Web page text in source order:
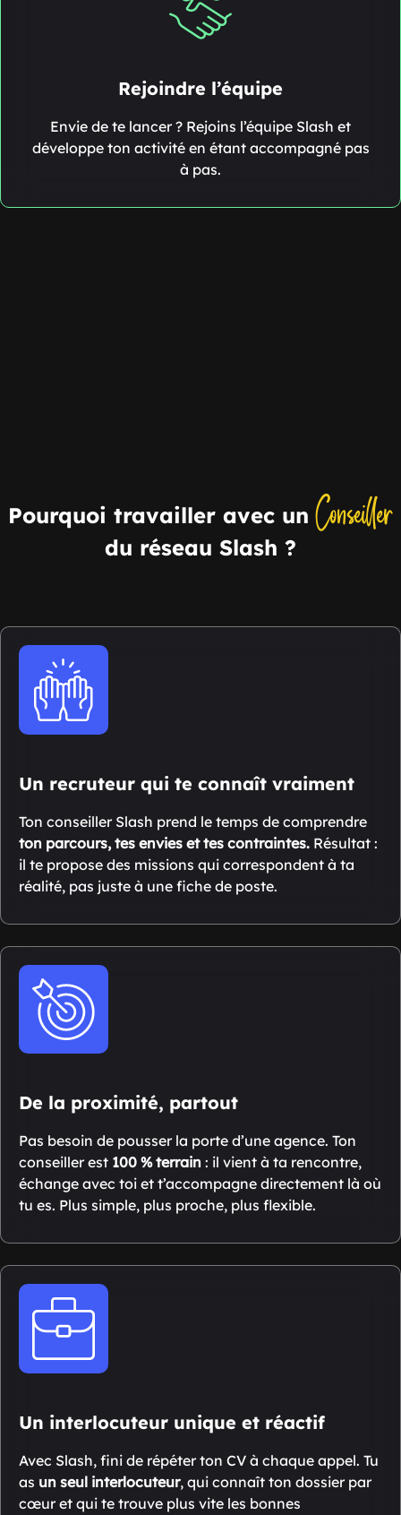
Rejoindre l’équipe
Envie de te lancer ? Rejoins l’équipe Slash et
développe ton activité en étant accompagné pas
à pas.
Pourquoi travailler avec unConseiller
du réseau Slash ?
Un recruteur qui te connaît vraiment
Ton conseiller Slash prend le temps de comprendre
ton parcours, tes envies et tes contraintes. Résultat :
il te propose des missions qui correspondent à ta
réalité, pas juste à une fiche de poste.
De la proximité, partout
Pas besoin de pousser la porte d’une agence. Ton
conseiller est 100 % terrain : il vient à ta rencontre,
échange avec toi et t’accompagne directement là où
tu es. Plus simple, plus proche, plus flexible.
Un interlocuteur unique et réactif
Avec Slash, fini de répéter ton CV à chaque appel. Tu
as un seul interlocuteur, qui connaît ton dossier par
cœur et qui te trouve plus vite les bonnes